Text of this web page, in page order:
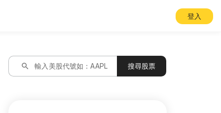
登入
search 輸入美股代號如：AAPL 搜尋股票